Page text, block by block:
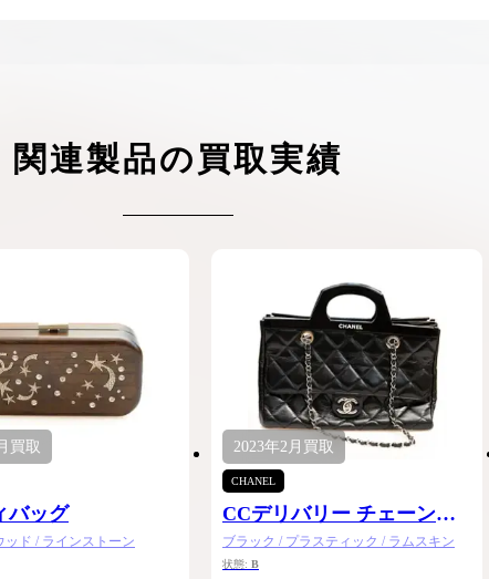
ー相場解説
ヴァンクリ相場解説
関連製品の買取実績
買取
バッグ
ッド / ラインストーン
2023年2月 買取
CHANEL
CCデリバリー チェーンハ
ンドバッグ
ブラック / プラスティック / ラムスキン
状態: B